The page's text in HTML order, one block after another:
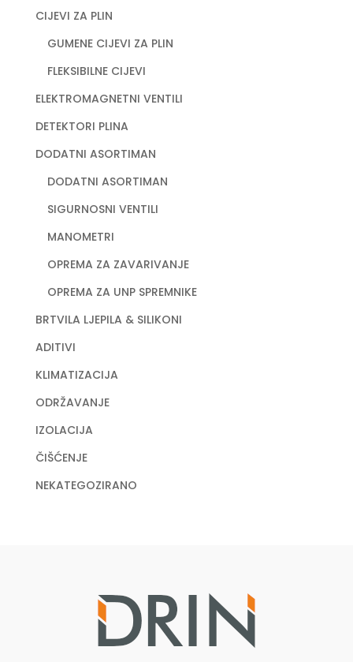
CIJEVI ZA PLIN
GUMENE CIJEVI ZA PLIN
FLEKSIBILNE CIJEVI
ELEKTROMAGNETNI VENTILI
DETEKTORI PLINA
DODATNI ASORTIMAN
DODATNI ASORTIMAN
SIGURNOSNI VENTILI
MANOMETRI
OPREMA ZA ZAVARIVANJE
OPREMA ZA UNP SPREMNIKE
BRTVILA LJEPILA & SILIKONI
ADITIVI
KLIMATIZACIJA
ODRŽAVANJE
IZOLACIJA
ČIŠĆENJE
NEKATEGOZIRANO